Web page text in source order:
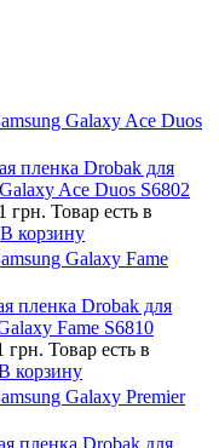
Galaxy Ace Duos
пленка Drobak для
Ace Duos S6802
грн. Товар есть в
В корзину
Galaxy Fame
пленка Drobak для
Fame S6810
грн. Товар есть в
корзину
Galaxy Premier
пленка Drobak для